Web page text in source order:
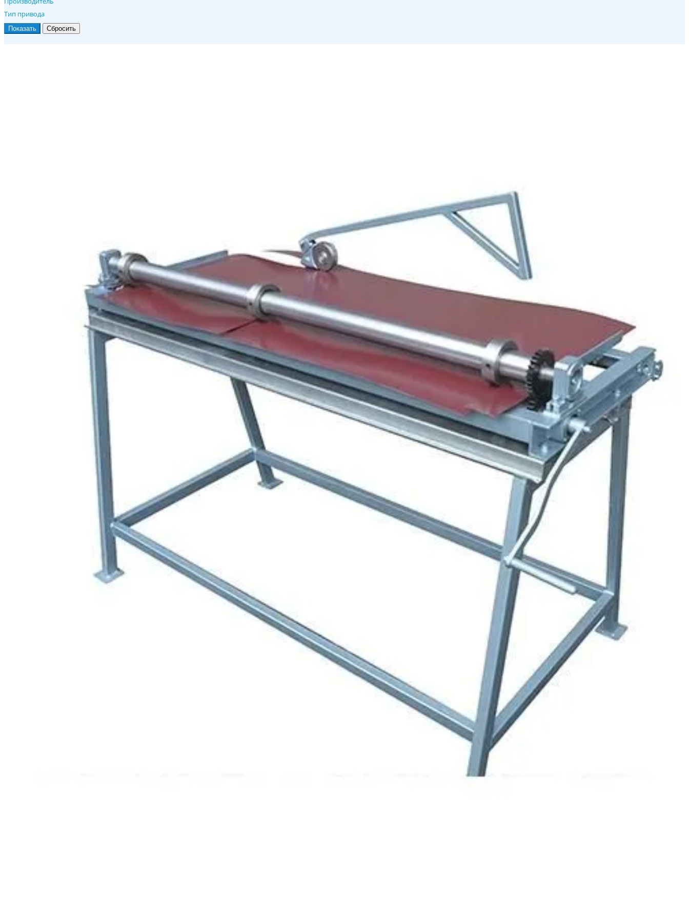
Тип привода